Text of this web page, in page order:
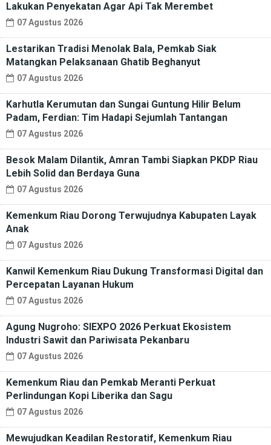
Lakukan Penyekatan Agar Api Tak Merembet
07 Agustus 2026
Lestarikan Tradisi Menolak Bala, Pemkab Siak
Matangkan Pelaksanaan Ghatib Beghanyut
07 Agustus 2026
Karhutla Kerumutan dan Sungai Guntung Hilir Belum
Padam, Ferdian: Tim Hadapi Sejumlah Tantangan
07 Agustus 2026
Besok Malam Dilantik, Amran Tambi Siapkan PKDP Riau
Lebih Solid dan Berdaya Guna
07 Agustus 2026
Kemenkum Riau Dorong Terwujudnya Kabupaten Layak
Anak
07 Agustus 2026
Kanwil Kemenkum Riau Dukung Transformasi Digital dan
Percepatan Layanan Hukum
07 Agustus 2026
Agung Nugroho: SIEXPO 2026 Perkuat Ekosistem
Industri Sawit dan Pariwisata Pekanbaru
07 Agustus 2026
Kemenkum Riau dan Pemkab Meranti Perkuat
Perlindungan Kopi Liberika dan Sagu
07 Agustus 2026
Mewujudkan Keadilan Restoratif, Kemenkum Riau